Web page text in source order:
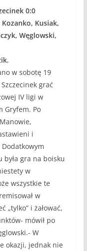
0:0
Kusiak,
Węglowski,
w sobotę 19
grać
IV ligi w
Gryfem. Po
i
była gra na boisku
w
wszystkie te
w
„tylko” i żałować,
mówił po
W
okazji, jednak nie